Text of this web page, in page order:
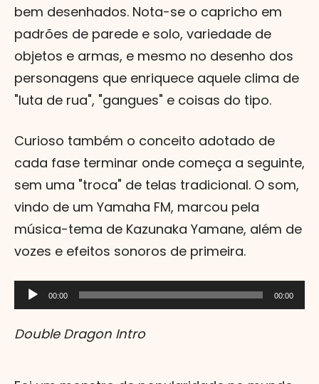
bem desenhados. Nota-se o capricho em
padrões de parede e solo, variedade de
objetos e armas, e mesmo no desenho dos
personagens que enriquece aquele clima de
"luta de rua", "gangues" e coisas do tipo.
Curioso também o conceito adotado de
cada fase terminar onde começa a seguinte,
sem uma "troca" de telas tradicional. O som,
vindo de um Yamaha FM, marcou pela
música-tema de Kazunaka Yamane, além de
vozes e efeitos sonoros de primeira.
Tocador
de
áudio
00:00 00:00
Double Dragon Intro